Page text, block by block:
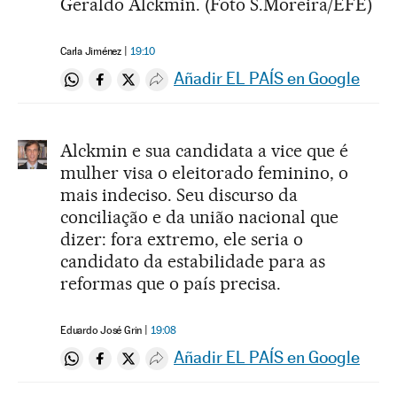
Geraldo Alckmin. (Foto S.Moreira/EFE)
Carla Jiménez 19:10
Compartir en Whatsapp
Compartir en Facebook
Compartir en Twitter
Desplegar Redes Sociales
Añadir EL PAÍS en Google
Alckmin e sua candidata a vice que é
mulher visa o eleitorado feminino, o
mais indeciso. Seu discurso da
conciliação e da união nacional que
dizer: fora extremo, ele seria o
candidato da estabilidade para as
reformas que o país precisa.
Eduardo José Grin 19:08
Compartir en Whatsapp
Compartir en Facebook
Compartir en Twitter
Desplegar Redes Sociales
Añadir EL PAÍS en Google